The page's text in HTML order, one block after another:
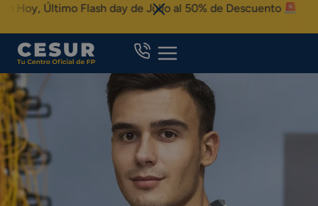
Skip
content
Último Flash day de Julio al 50% de Descuento